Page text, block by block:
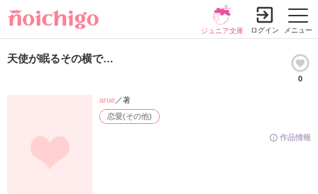
メニュー
ジュニア文庫 ログイン
天使が眠るその横で…
0
作品情報
恋愛(その他)
arue／著